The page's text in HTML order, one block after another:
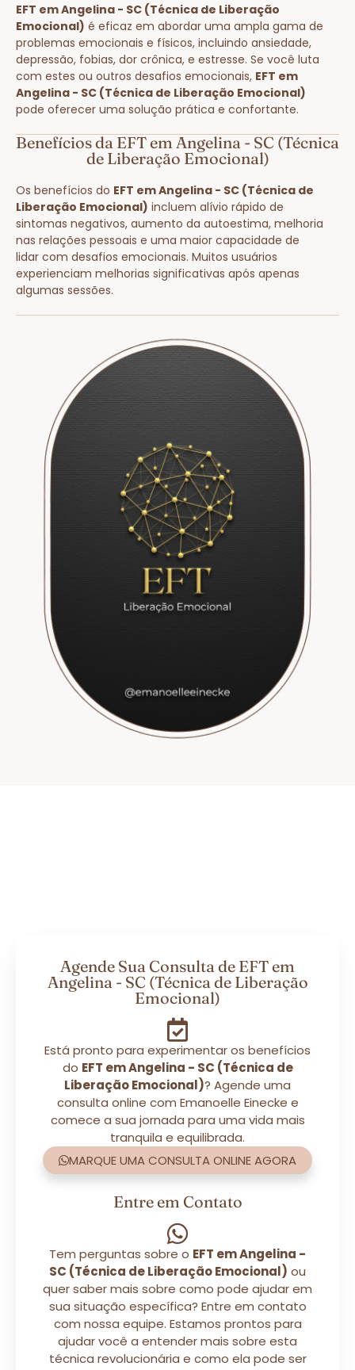
EFT em Angelina - SC (Técnica de Liberação
Emocional) é eficaz em abordar uma ampla gama de
problemas emocionais e físicos, incluindo ansiedade,
depressão, fobias, dor crônica, e estresse. Se você luta
com estes ou outros desafios emocionais, EFT em
Angelina - SC (Técnica de Liberação Emocional)
pode oferecer uma solução prática e confortante.
Benefícios da EFT em Angelina - SC (Técnica
de Liberação Emocional)
Os benefícios do EFT em Angelina - SC (Técnica de
Liberação Emocional) incluem alívio rápido de
sintomas negativos, aumento da autoestima, melhoria
nas relações pessoais e uma maior capacidade de
lidar com desafios emocionais. Muitos usuários
experienciam melhorias significativas após apenas
algumas sessões.
Agende Sua Consulta de EFT em
Angelina - SC (Técnica de Liberação
Emocional)
Está pronto para experimentar os benefícios
do EFT em Angelina - SC (Técnica de
Liberação Emocional)? Agende uma
consulta online com Emanoelle Einecke e
comece a sua jornada para uma vida mais
tranquila e equilibrada.
MARQUE UMA CONSULTA ONLINE AGORA
Entre em Contato
Tem perguntas sobre o EFT em Angelina -
SC (Técnica de Liberação Emocional) ou
quer saber mais sobre como pode ajudar em
sua situação específica? Entre em contato
com nossa equipe. Estamos prontos para
ajudar você a entender mais sobre esta
técnica revolucionária e como ela pode ser